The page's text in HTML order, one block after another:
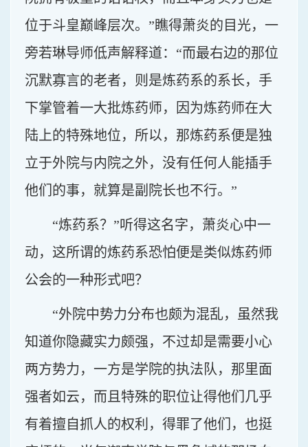
位于斗皇巅峰层次。”瞧得萧炎的目光，一
旁若琳导师低声解释道：“而最右边的那位
沉默寡言的老者，则是炼药系的系长，手
下掌管着一大批炼药师，因为炼药师在大
陆上的特殊地位，所以，那炼药系便是独
立于外院与内院之外，没有任何人能插手
他们的事，就算是副院长也不行。”
“炼药系？”听得这名字，萧炎心中一
动，这所谓的炼药系恐怕便是类似炼药师
公会的一种形式吧？
“外院中势力分布也颇为混乱，虽然我
知道你隐藏实力颇强，不过却是需要小心
两方势力，一方是学院的执法队，那里面
强者如云，而且特殊的职位让得他们几乎
有着擅自抓人的权利，得罪了他们，也挺